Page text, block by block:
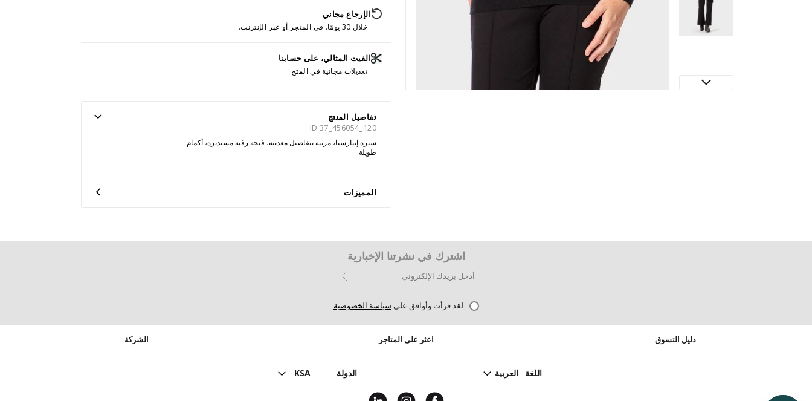
الإرجاع مجاني
خلال 30 يومًا. في المتجر أو عبر الإنترنت.
الفيت المثالي، على حسابنا
تعديلات مجانية في المتج
تفاصيل المنتج
ID 37_456054_120
سترة إنتارسيا، مزينة بتفاصيل معدنية، فتحة رقبة مستديرة، أكمام
طويلة.
المميزات
اشترك في نشرتنا الإخبارية
لقد قرأت وأوافق على سياسة الخصوصية
دليل التسوق اعثر على المتاجر الشركة
اللغة العربية الدولة KSA